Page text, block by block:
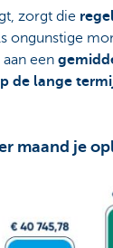
zorgt die
ongunstige
een
de lange
maand je